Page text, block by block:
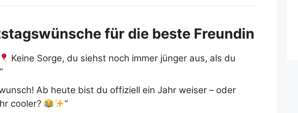
für die beste Freundin
Keine Sorge, du siehst noch immer jünger aus, als du
“
Ab heute bist du offiziell ein Jahr weiser – oder
cooler?
“